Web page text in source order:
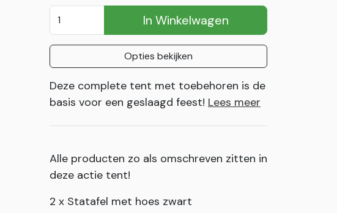
In Winkelwagen
Opties bekijken
Deze complete tent met toebehoren is de
basis voor een geslaagd feest! Lees meer
Alle producten zo als omschreven zitten in
deze actie tent!
2 x Statafel met hoes zwart